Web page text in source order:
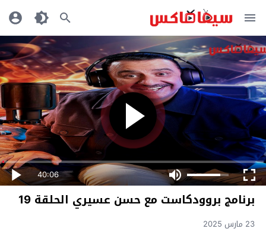
40:06
برنامج بروودكاست مع حسن عسيري الحلقة 19
23 مارس 2025